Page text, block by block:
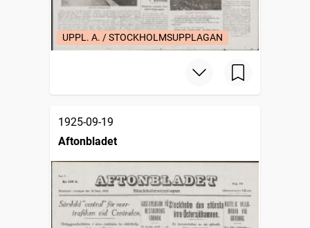
UPPL. A. / STOCKHOLMSUPPLAGAN
1925-09-19
Aftonbladet